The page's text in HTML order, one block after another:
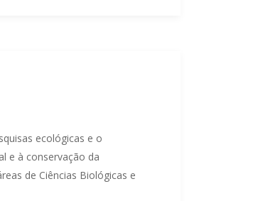
ecológicas e o
e à conservação da
de Ciências Biológicas e